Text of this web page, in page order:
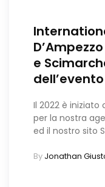
e
dell’evento
Il 2022 è
per la nostra
ed il nostro sito
By Jonathan